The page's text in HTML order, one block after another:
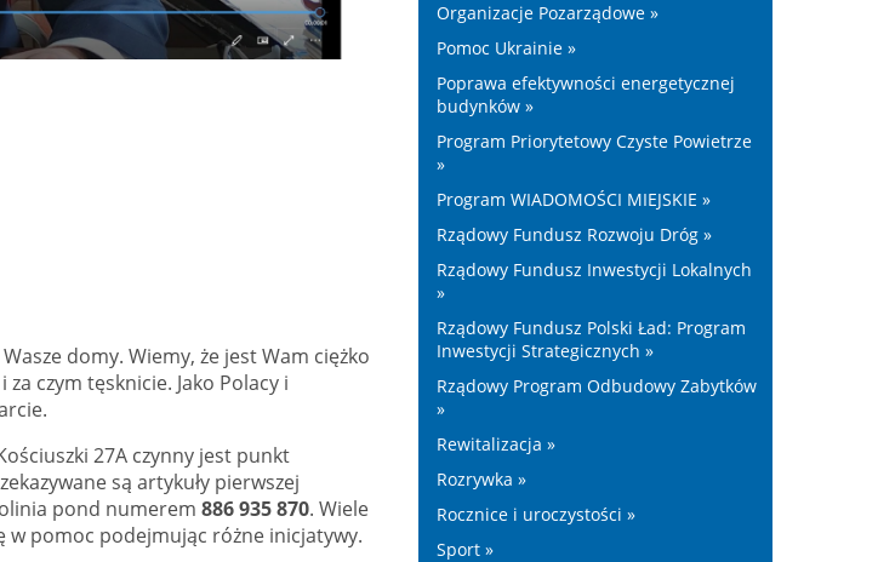
domy. Wiemy, że jest Wam ciężko
czym tęsknicie. Jako Polacy i
27A czynny jest punkt
są artykuły pierwszej
pond numerem 886 935 870. Wiele
w pomoc podejmując różne inicjatywy.
Organizacje Pozarządowe »
Pomoc Ukrainie »
Poprawa efektywności energetycznej
budynków »
Program Priorytetowy Czyste Powietrze
»
Program WIADOMOŚCI MIEJSKIE »
Rządowy Fundusz Rozwoju Dróg »
Rządowy Fundusz Inwestycji Lokalnych
»
Rządowy Fundusz Polski Ład: Program
Inwestycji Strategicznych »
Rządowy Program Odbudowy Zabytków
»
Rewitalizacja »
Rozrywka »
Rocznice i uroczystości »
Sport »